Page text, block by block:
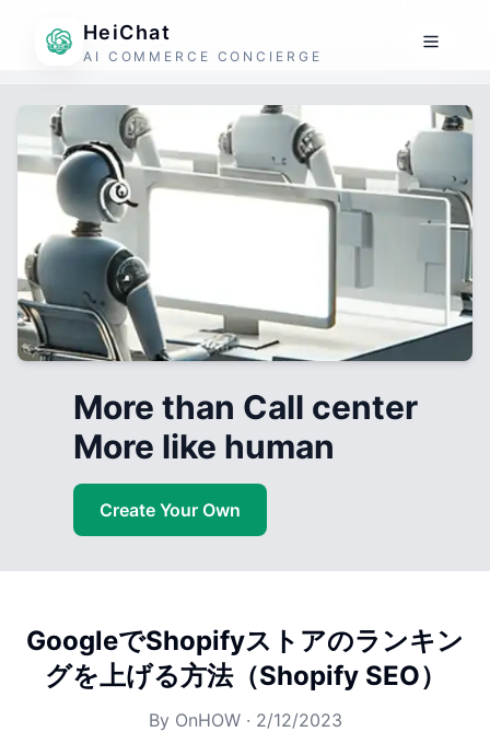
HeiChat
AI COMMERCE CONCIERGE
More than Call center
More like human
Create Your Own
GoogleでShopifyストアのランキン
グを上げる方法（Shopify SEO）
By OnHOW· 2/12/2023